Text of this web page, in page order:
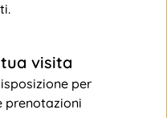
visita
per
prenotazioni